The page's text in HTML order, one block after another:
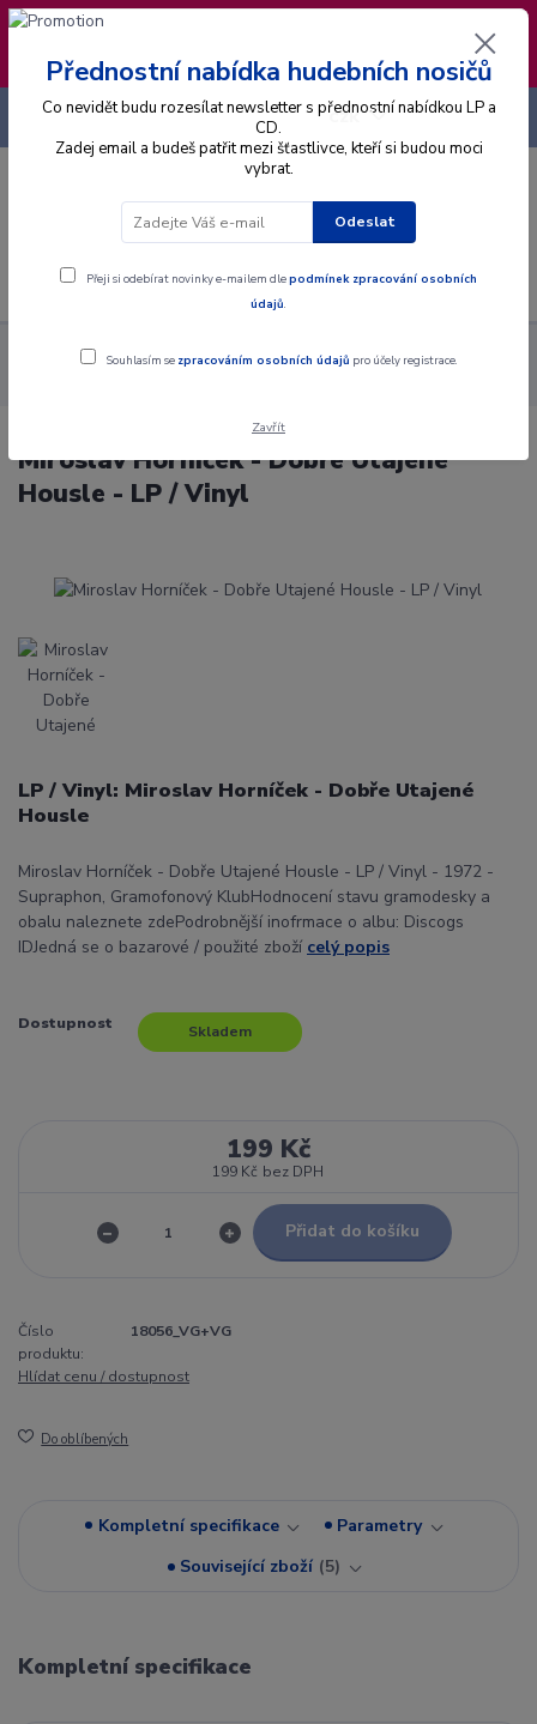
❣️ Od 4.8. do 13.8. čerpám dovolenou. Datum
expedice objednávek se posouvá na pátek
14.8.2026 🐋
Menu
CZK
+420 725 736 293
Alba Gramodesky
Miroslav Horníček - Dobře Utajené
Miroslav Horníček - Dobře Utajené
Housle - LP / Vinyl
LP / Vinyl: Miroslav Horníček - Dobře Utajené
Housle
Miroslav Horníček - Dobře Utajené Housle - LP / Vinyl - 1972 -
Supraphon, Gramofonový KlubHodnocení stavu gramodesky a
obalu naleznete zdePodrobnější inofrmace o albu: Discogs
IDJedná se o bazarové / použité zboží celý popis
Dostupnost Skladem
199 Kč
199 Kč bez DPH
Přidat do košíku
Číslo
produktu:
18056_VG+VG
Hlídat cenu / dostupnost
Do oblíbených
Kompletní specifikace
Parametry
Související zboží 5
Kompletní specifikace
Přednostní nabídka hudebních nosičů
Co nevidět budu rozesílat newsletter s přednostní nabídkou LP a
CD.
Zadej email a budeš patřit mezi šťastlivce, kteří si budou moci
vybrat.
Odeslat
Přeji si odebírat novinky e-mailem dlepodmínek zpracování osobních
údajů.
Souhlasím se zpracováním osobních údajů pro účely registrace.
Zavřít